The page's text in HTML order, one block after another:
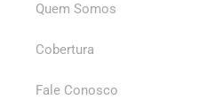
Quem Somos
Cobertura
Fale Conosco